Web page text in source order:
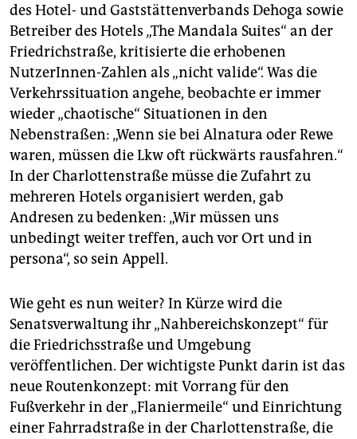
des Hotel- und Gaststättenverbands Dehoga sowie
Betreiber des Hotels „The Mandala Suites“ an der
Friedrichstraße, kritisierte die erhobenen
NutzerInnen-Zahlen als „nicht valide“. Was die
Verkehrssituation angehe, beobachte er immer
wieder „chaotische“ Situationen in den
Nebenstraßen: „Wenn sie bei Alnatura oder Rewe
waren, müssen die Lkw oft rückwärts rausfahren.“
In der Charlottenstraße müsse die Zufahrt zu
mehreren Hotels organisiert werden, gab
Andresen zu bedenken: „Wir müssen uns
unbedingt weiter treffen, auch vor Ort und in
persona“, so sein Appell.
Wie geht es nun weiter? In Kürze wird die
Senatsverwaltung ihr „Nahbereichskonzept“ für
die Friedrichsstraße und Umgebung
veröffentlichen. Der wichtigste Punkt darin ist das
neue Routenkonzept: mit Vorrang für den
Fußverkehr in der „Flaniermeile“ und Einrichtung
einer Fahrradstraße in der Charlottenstraße, die